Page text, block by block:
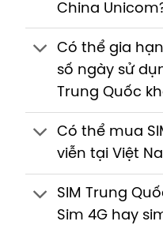
China
Có thể gia
số ngày sử
Trung Quốc
Có thể mua
viễn tại Việt
SIM Trung
Sim 4G hay